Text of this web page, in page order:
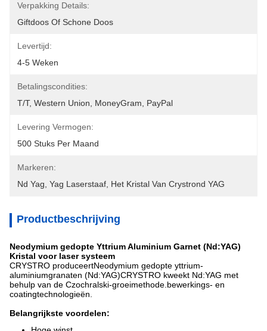
Verpakking Details:
Giftdoos Of Schone Doos
Levertijd:
4-5 Weken
Betalingscondities:
T/T, Western Union, MoneyGram, PayPal
Levering Vermogen:
500 Stuks Per Maand
Markeren:
Nd Yag Yag Laserstaaf Het Kristal Van Crystrond YAG
Productbeschrijving
Neodymium gedopte Yttrium Aluminium Garnet (Nd:YAG)
Kristal voor laser systeem
CRYSTRO produceertNeodymium gedopte yttrium-
aluminiumgranaten (Nd:YAG)CRYSTRO kweekt Nd:YAG met
behulp van de Czochralski-groeimethode.bewerkings- en
coatingtechnologieën.
Belangrijkste voordelen: